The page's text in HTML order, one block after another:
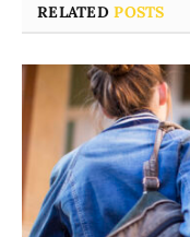
RELATEDPOSTS